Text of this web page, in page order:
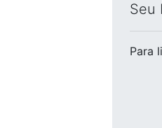
Seu
Para